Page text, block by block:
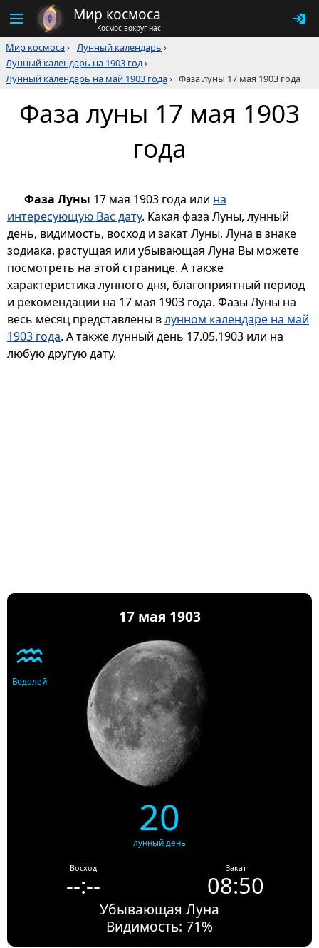
Мир космоса
Космос вокруг нас
Мир космоса› Лунный календарь ›
Лунный календарь на 1903 год›
Лунный календарь на май 1903 года› Фаза луны 17 мая 1903 года
Фаза луны 17 мая 1903
года
Фаза Луны 17 мая 1903 года или на
интересующую Вас дату. Какая фаза Луны, лунный
день, видимость, восход и закат Луны, Луна в знаке
зодиака, растущая или убывающая Луна Вы можете
посмотреть на этой странице. А также
характеристика лунного дня, благоприятный период
и рекомендации на 17 мая 1903 года. Фазы Луны на
весь месяц представлены влунном календаре на май
1903 года. А также лунный день 17.05.1903 или на
любую другую дату.
17 мая 1903
♒
Водолей
20
лунный день
Восход
--:--
Закат
08:50
Убывающая Луна
Видимость: 71%